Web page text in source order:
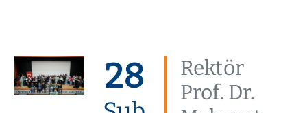
28
Rektör
Prof. Dr.